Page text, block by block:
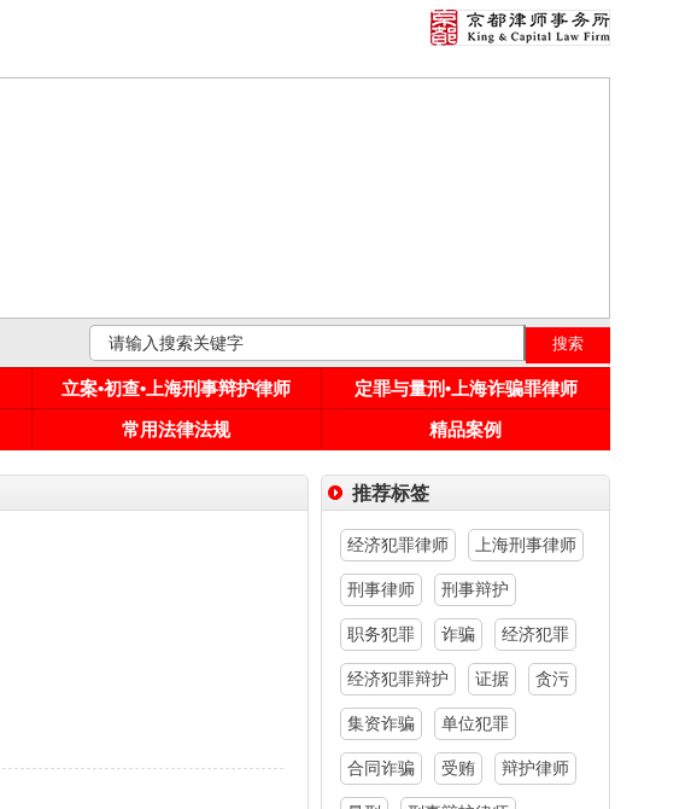
立案•初查•上海刑事辩护律师
定罪与量刑•上海诈骗罪律师
常用法律法规 精品案例
推荐标签
经济犯罪律师 上海刑事律师
刑事律师 刑事辩护
职务犯罪 诈骗 经济犯罪
经济犯罪辩护 证据 贪污
集资诈骗 单位犯罪
合同诈骗 受贿 辩护律师